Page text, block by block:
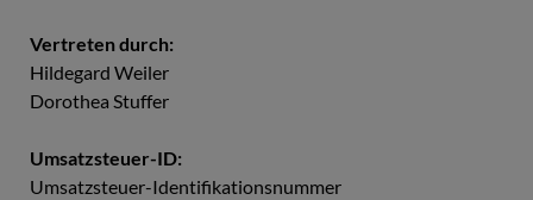
Vertreten durch:
Hildegard Weiler
Dorothea Stuffer
Umsatzsteuer-ID:
Umsatzsteuer-Identifikationsnummer